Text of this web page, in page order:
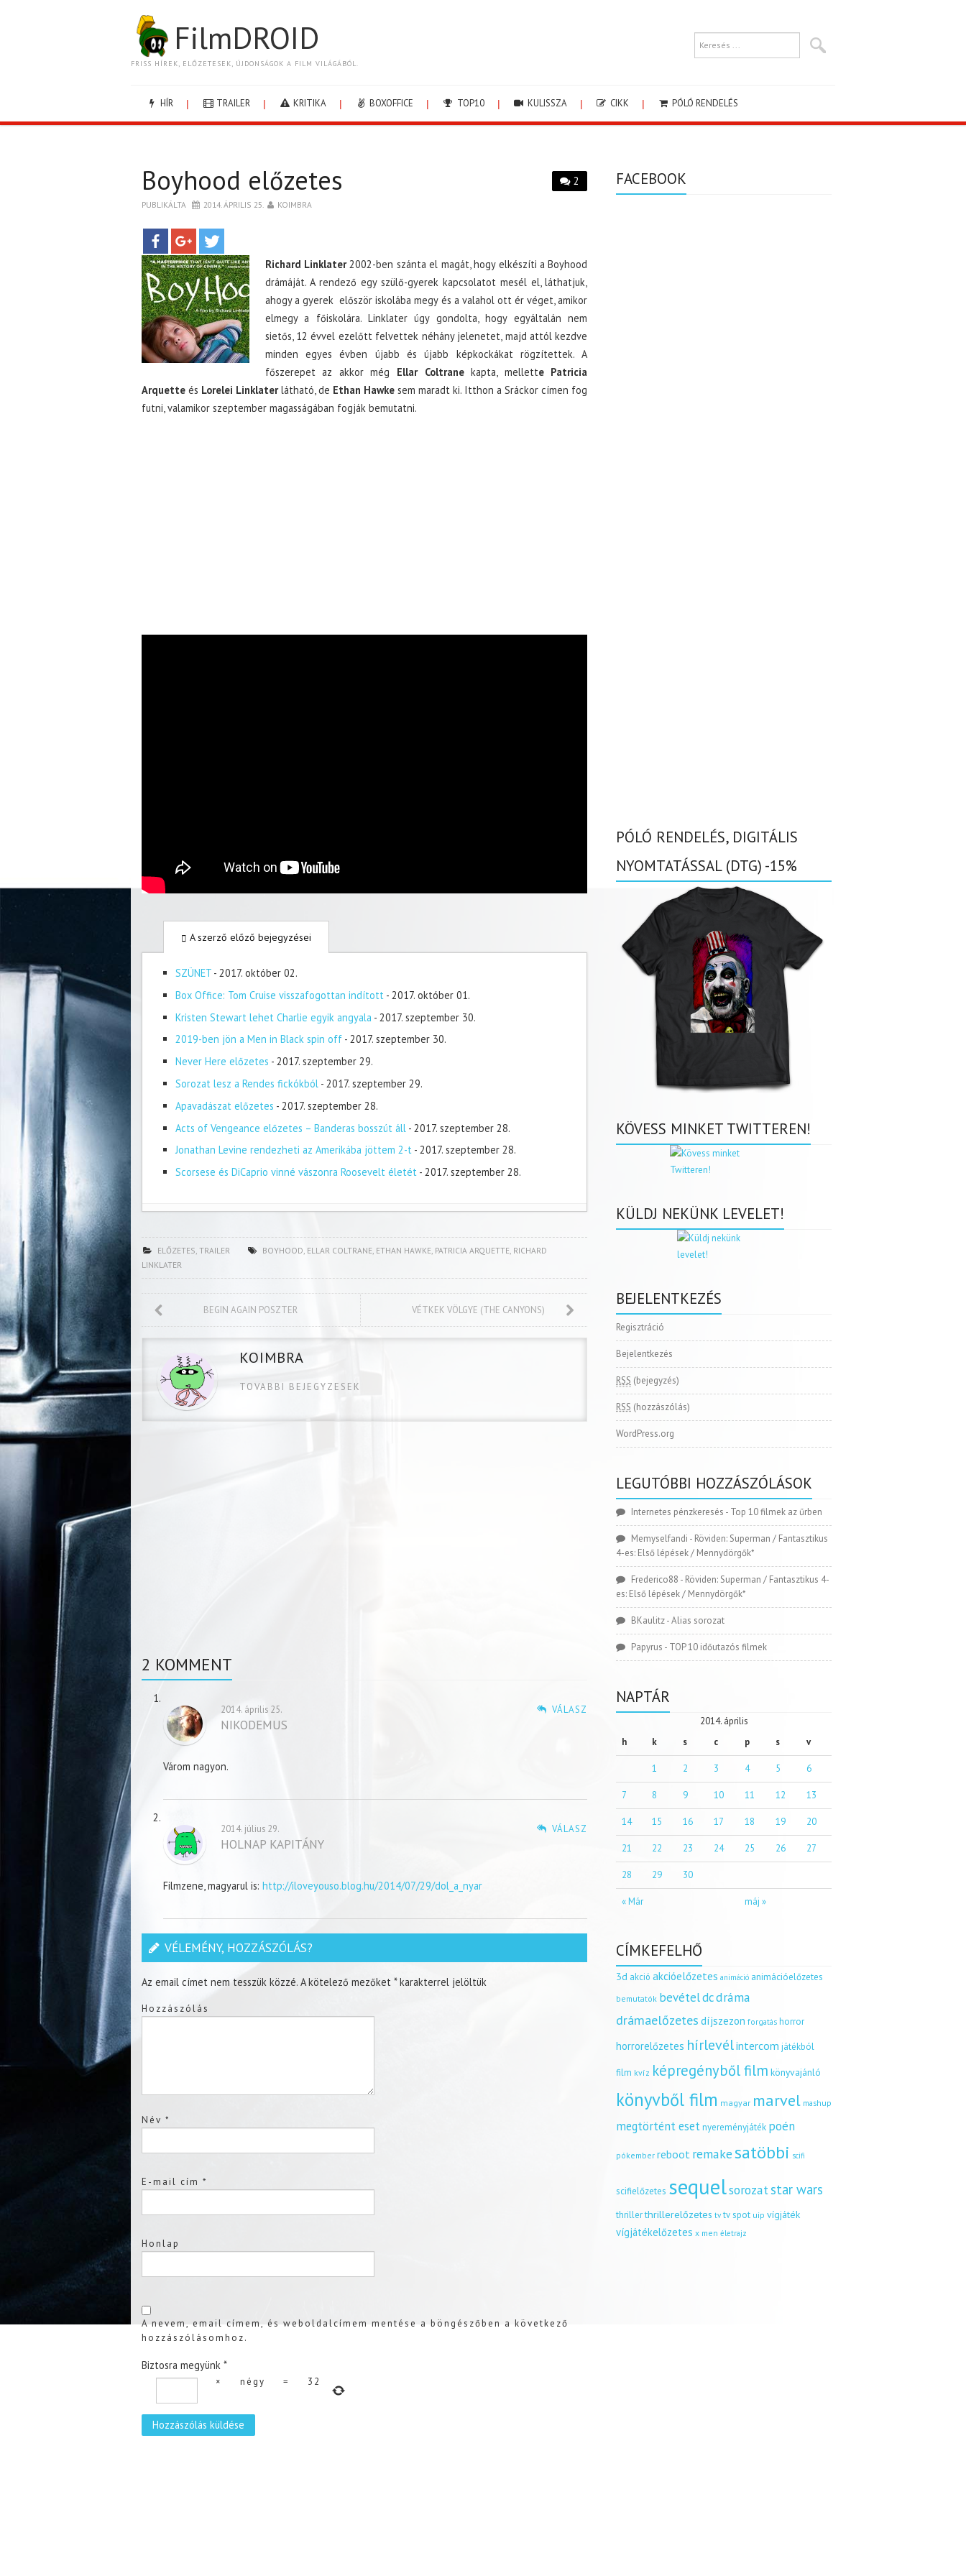
FilmDROID
FRISS HÍREK, ELŐZETESEK, ÚJDONSÁGOK A FILM VILÁGÁBÓL.
HÍR TRAILER KRITIKA BOXOFFICE TOP10 KULISSZA CIKK PÓLÓ RENDELÉS
2
Boyhood előzetes
PUBLIKÁLTA 2014. ÁPRILIS 25. KOIMBRA
Richard Linklater2002-ben szánta el magát, hogy elkészíti a Boyhood
drámáját. A rendező egy szülő-gyerek kapcsolatot mesél el, láthatjuk,
ahogy a gyerek először iskolába megy és a valahol ott ér véget, amikor
elmegy a főiskolára. Linklater úgy gondolta, hogy egyáltalán nem
sietős, 12 évvel ezelőtt felvettek néhány jelenetet, majd attól kezdve
minden egyes évben újabb és újabb képkockákat rögzítettek. A
főszerepet az akkor még Ellar Coltranekapta, mellette Patricia
Arquette és Lorelei Linklaterlátható, de Ethan Hawke sem maradt ki. Itthon a Sráckor címen fog
futni, valamikor szeptember magasságában fogják bemutatni.
A szerző előző bejegyzései
SZÜNET - 2017. október 02.
Box Office: Tom Cruise visszafogottan indított - 2017. október 01.
Kristen Stewart lehet Charlie egyik angyala - 2017. szeptember 30.
2019-ben jön a Men in Black spin off - 2017. szeptember 30.
Never Here előzetes - 2017. szeptember 29.
Sorozat lesz a Rendes fickókból - 2017. szeptember 29.
Apavadászat előzetes - 2017. szeptember 28.
Acts of Vengeance előzetes – Banderas bosszút áll - 2017. szeptember 28.
Jonathan Levine rendezheti az Amerikába jöttem 2-t - 2017. szeptember 28.
Scorsese és DiCaprio vinné vászonra Roosevelt életét - 2017. szeptember 28.
ELŐZETES, TRAILER BOYHOOD, ELLAR COLTRANE, ETHAN HAWKE, PATRICIA ARQUETTE, RICHARD
LINKLATER
BEGIN AGAIN POSZTER VÉTKEK VÖLGYE (THE CANYONS)
KOIMBRA
TOVABBI BEJEGYZESEK
2 KOMMENT
VÁLASZ
2014. április 25.
NIKODEMUS
Várom nagyon.
VÁLASZ
2014. július 29.
HOLNAP KAPITÁNY
Filmzene, magyarul is: http://iloveyouso.blog.hu/2014/07/29/dol_a_nyar
VÉLEMÉNY, HOZZÁSZÓLÁS?
Az email címet nem tesszük közzé. A kötelező mezőket *karakterrel jelöltük
Hozzászólás
Név *
E-mail cím *
Honlap
A nevem, email címem, és weboldalcímem mentése a böngészőben a következő
hozzászólásomhoz.
Biztosra megyünk *
× négy = 32
FACEBOOK
PÓLÓ RENDELÉS, DIGITÁLIS
NYOMTATÁSSAL (DTG) -15%
KÖVESS MINKET TWITTEREN!
KÜLDJ NEKÜNK LEVELET!
BEJELENTKEZÉS
Regisztráció
Bejelentkezés
RSS (bejegyzés)
RSS (hozzászólás)
WordPress.org
LEGUTÓBBI HOZZÁSZÓLÁSOK
Internetes pénzkeresés - Top 10 filmek az űrben
Memyselfandi - Röviden: Superman / Fantasztikus
4-es: Első lépések / Mennydörgők*
Frederico88 - Röviden: Superman / Fantasztikus 4-
es: Első lépések / Mennydörgők*
BKaulitz-Alias sorozat
Papyrus - TOP 10 időutazós filmek
NAPTÁR
2014. április
h
k s c p s v
« Már máj »
1 2 3 4 5 6
7 8 9 10 11 12 13
14 15 16 17 18 19 20
21 22 23 24 25 26 27
28 29 30
CÍMKEFELHŐ
3d akció akcióelőzetes animáció animációelőzetes
bemutatók bevételdcdráma
drámaelőzetes díjszezon forgatás horror
horrorelőzetes hírlevélintercom játékból
film kvíz képregényből film könyvajánló
könyvből film magyar marvel mashup
megtörtént esetnyereményjáték poén
pókember reboot remakesatöbbi scifi
scifielőzetes sequelsorozatstar wars
thrillerthrillerelőzetes tv tv spot uip vígjáték
vígjátékelőzetes x men életrajz